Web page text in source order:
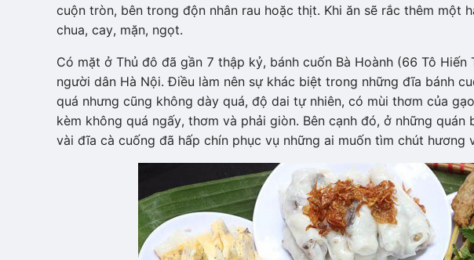
cuộn tròn, bên trong độn nhân rau hoặc thịt. Khi ăn sẽ rắc thêm một
chua, cay, mặn, ngọt.
Có mặt ở Thủ đô đã gần 7 thập kỷ, bánh cuốn Bà Hoành (66 Tô
người dân Hà Nội. Điều làm nên sự khác biệt trong những đĩa bánh
quá nhưng cũng không dày quá, độ dai tự nhiên, có mùi thơm của
kèm không quá ngấy, thơm và phải giòn. Bên cạnh đó, ở những
vài đĩa cà cuống đã hấp chín phục vụ những ai muốn tìm chút hương